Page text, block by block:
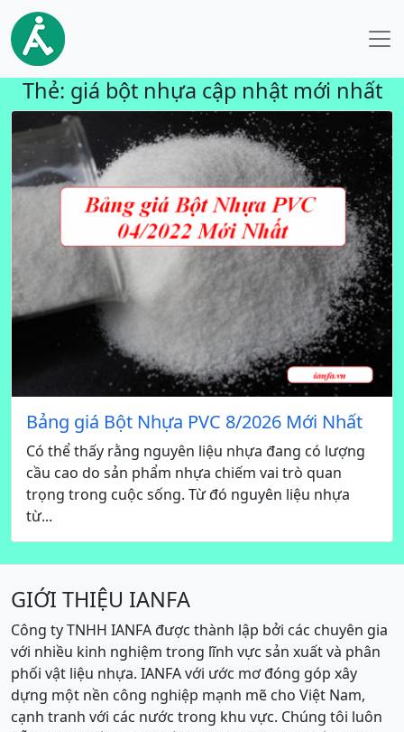
Thẻ: giá bột nhựa cập nhật mới nhất
Bảng giá Bột Nhựa PVC 8/2026 Mới Nhất
Có thể thấy rằng nguyên liệu nhựa đang có lượng
cầu cao do sản phẩm nhựa chiếm vai trò quan
trọng trong cuộc sống. Từ đó nguyên liệu nhựa
từ...
GIỚI THIỆU IANFA
Công ty TNHH IANFA được thành lập bởi các chuyên gia
với nhiều kinh nghiệm trong lĩnh vực sản xuất và phân
phối vật liệu nhựa. IANFA với ước mơ đóng góp xây
dựng một nền công nghiệp mạnh mẽ cho Việt Nam,
cạnh tranh với các nước trong khu vực. Chúng tôi luôn